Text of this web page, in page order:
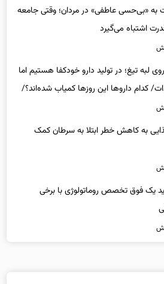
اشتباه می‌گیرد
لبه تیغ؛ در تولید دارو خودکفا هستیم اما
کدام داروها این روزها کمیاب شده‌اند؟/
ذخیره دارویی دارد»
به کاهش خطر ابتلا به سرطان کمک
یک فوق تخصص روماتولوژی با برخی